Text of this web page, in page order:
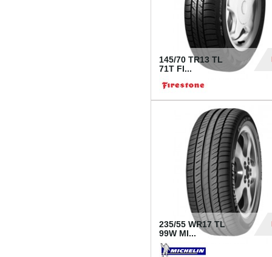
145/70 TR13 TL
71T FI...
235/55 WR17 TL
99W MI...